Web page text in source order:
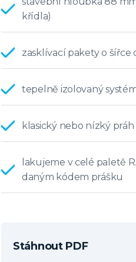
křídla)
zasklívací pakety o šířce
tepelně izolovaný
klasický nebo nízký práh
lakujeme v celé paletě
daným kódem prášku
Stáhnout PDF